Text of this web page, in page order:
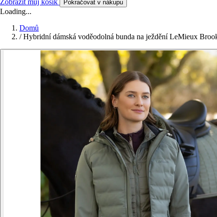
Zobrazit můj košík Pokračovat v nákupu
Loading...
Domů
/ Hybridní dámská voděodolná bunda na ježdění LeMieux